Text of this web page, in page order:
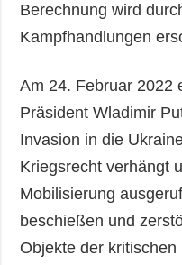
Berechnung wird
Kampfhandlungen
Am 24. Februar 2022
Präsident Wladimir
Invasion in die
Kriegsrecht verhängt
Mobilisierung
beschießen und
Objekte der